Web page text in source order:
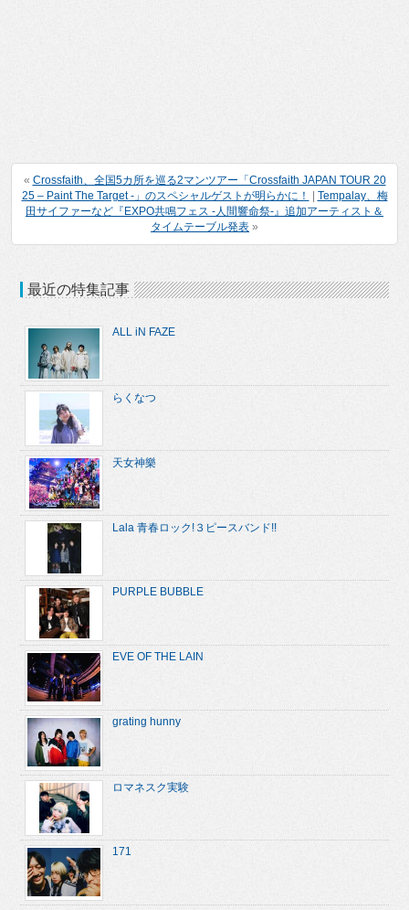
« Crossfaith、全国5カ所を巡る2マンツアー「Crossfaith JAPAN TOUR 20
25 – Paint The Target -」のスペシャルゲストが明らかに！
Tempalay、梅
田サイファーなど『EXPO共鳴フェス -人間響命祭-』追加アーティスト＆
タイムテーブル発表 »
最近の特集記事
ALL iN FAZE
らくなつ
天女神樂
Lala 青春ロック!３ピースバンド!!
PURPLE BUBBLE
EVE OF THE LAIN
grating hunny
ロマネスク実験
171